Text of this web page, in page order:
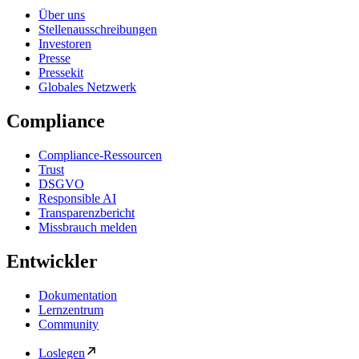
Über uns
Stellenausschreibungen
Investoren
Presse
Pressekit
Globales Netzwerk
Compliance
Compliance-Ressourcen
Trust
DSGVO
Responsible AI
Transparenzbericht
Missbrauch melden
Entwickler
Dokumentation
Lernzentrum
Community
Loslegen